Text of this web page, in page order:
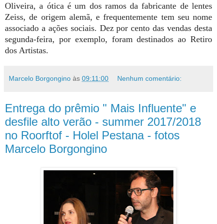
Oliveira, a ótica é um dos ramos da fabricante de lentes
Zeiss, de origem alemã, e frequentemente tem seu nome
associado a ações sociais. Dez por cento das vendas desta
segunda-feira, por exemplo, foram destinados ao Retiro
dos Artistas.
Marcelo Borgongino às 09:11:00 Nenhum comentário:
Entrega do prêmio " Mais Influente" e
desfile alto verão - summer 2017/2018
no Roorftof - Holel Pestana - fotos
Marcelo Borgongino